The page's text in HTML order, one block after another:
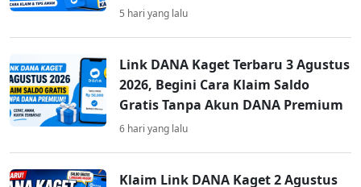
5 hari yang lalu
Link DANA Kaget Terbaru 3 Agustus
2026, Begini Cara Klaim Saldo
Gratis Tanpa Akun DANA Premium
6 hari yang lalu
Klaim Link DANA Kaget 2 Agustus